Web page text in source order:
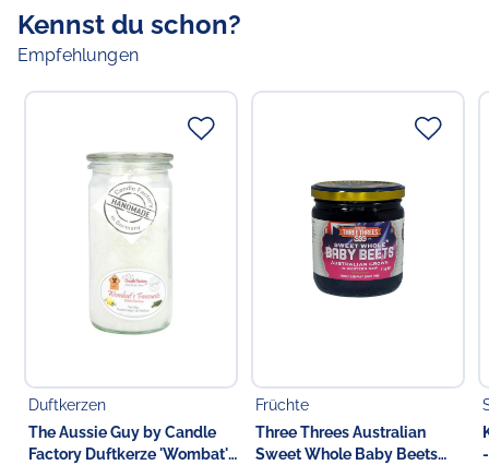
Kennst du schon?
Empfehlungen
Duftkerzen
The Aussie Guy by Candle
Factory Duftkerze 'Wombat's
Früchte
Three Threes Australian
Sweet Whole Baby Beets